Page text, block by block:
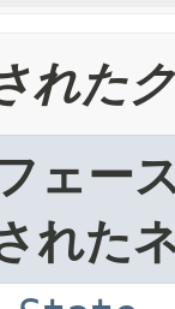
れた
フェ
れた